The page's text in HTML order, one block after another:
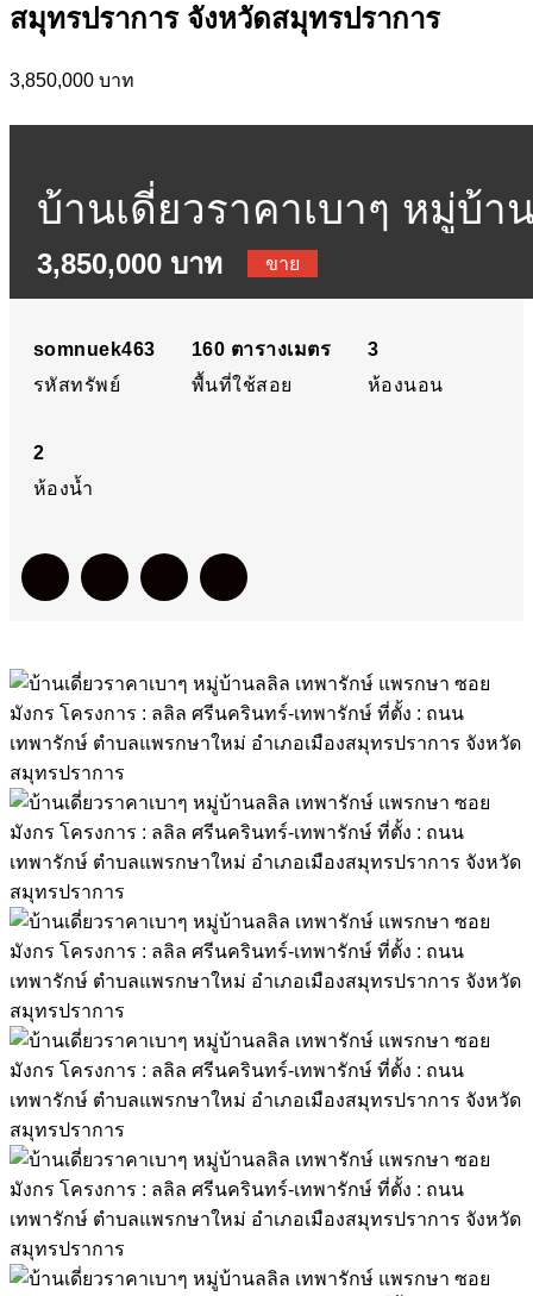
สมุทรปราการ จังหวัดสมุทรปราการ
3,850,000 บาท
บ้านเดี่ยวราคาเบาๆ หมู่บ้า
ลลิล เทพารักษ์ แพรกษา ซอ
มังกร โครงการ : ลลิล
ถนนเทพารักษ์ ตำบลแพ
รกษาใหม่ อำเภอเมือง
สมุทรปราการ จังหวัด
สมุทรปราการ
3,850,000 บาท ขาย
somnuek463
รหัสทรัพย์
160 ตารางเมตร
พื้นที่ใช้สอย
3
ห้องนอน
2
ห้องน้ำ